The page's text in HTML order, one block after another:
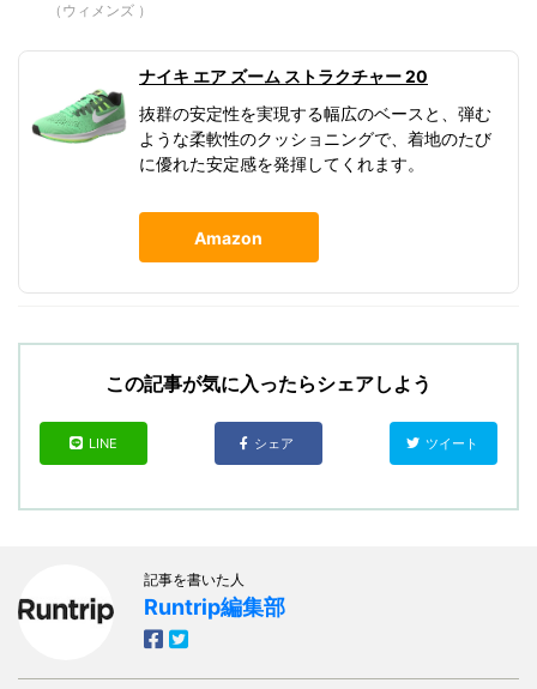
（ウィメンズ ）
ナイキ エア ズーム ストラクチャー 20
抜群の安定性を実現する幅広のベースと、弾む
ような柔軟性のクッショニングで、着地のたび
に優れた安定感を発揮してくれます。
Amazon
この記事が気に入ったらシェアしよう
LINE シェア ツイート
記事を書いた人
Runtrip編集部